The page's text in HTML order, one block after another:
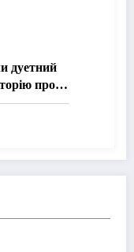
дуетний
про